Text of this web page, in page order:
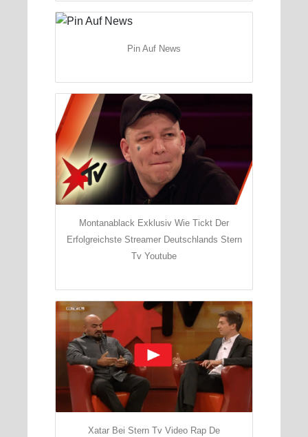
Pin Auf News
Montanablack Exklusiv Wie Tickt Der
Erfolgreichste Streamer Deutschlands Stern
Tv Youtube
Xatar Bei Stern Tv Video Rap De